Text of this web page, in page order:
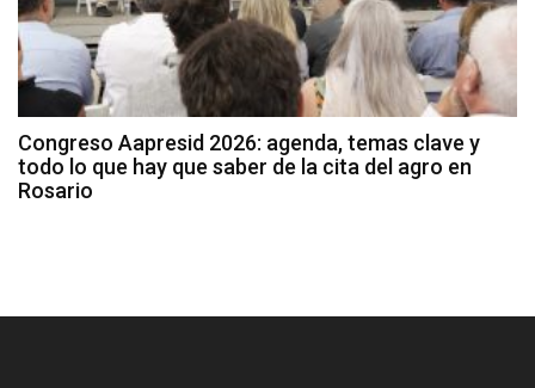
Congreso Aapresid 2026: agenda, temas clave y
todo lo que hay que saber de la cita del agro en
Rosario